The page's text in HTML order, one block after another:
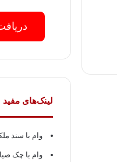
لینک‌های مفید
وام با سند
وام با چک